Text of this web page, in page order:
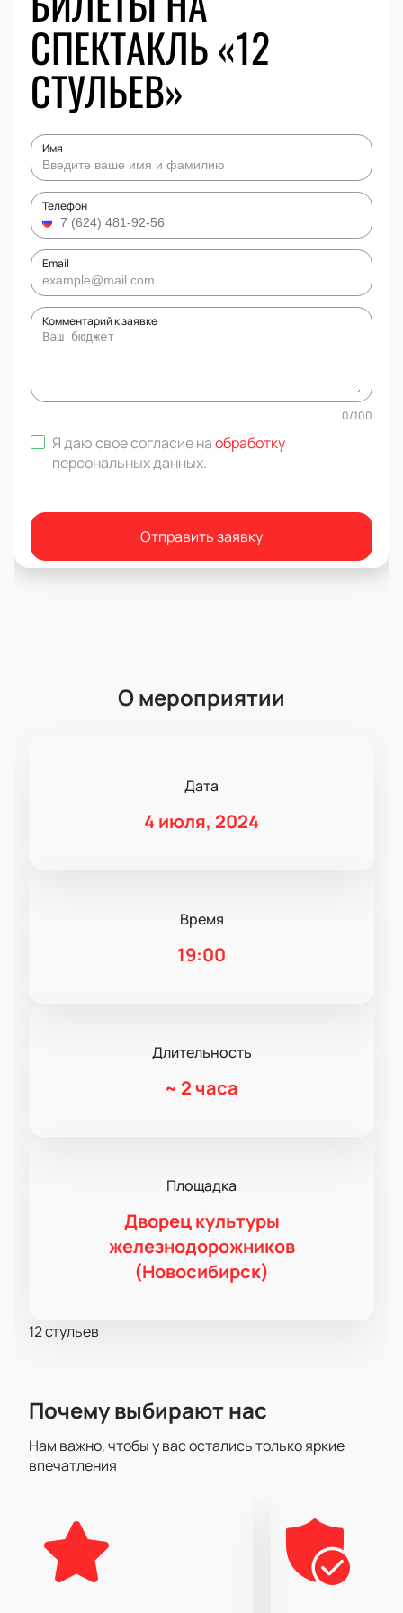
СПЕКТАКЛЬ «12
СТУЛЬЕВ»
Имя
Телефон
Email
Комментарий к заявке
0/100
Я даю свое согласие наобработку
персональных данных.
Отправить заявку
О мероприятии
Дата
4 июля, 2024
Время
19:00
Длительность
~ 2 часа
Площадка
Дворец культуры
железнодорожников
(Новосибирск)
12 стульев
Почему выбирают нас
Нам важно, чтобы у вас остались только яркие
впечатления